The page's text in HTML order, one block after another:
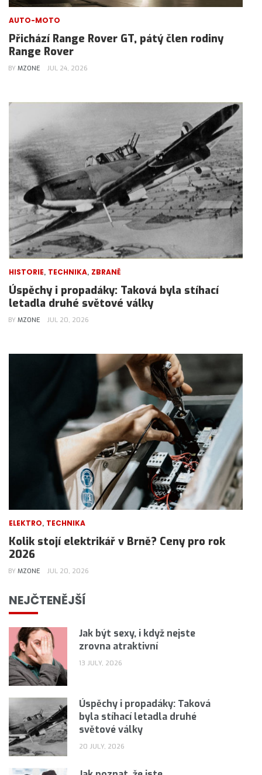
AUTO-MOTO
Přichází Range Rover GT, pátý člen rodiny
Range Rover
BY MZONE JUL 24, 2026
HISTORIE, TECHNIKA, ZBRANĚ
Úspěchy i propadáky: Taková byla stíhací
letadla druhé světové války
BY MZONE JUL 20, 2026
ELEKTRO, TECHNIKA
Kolik stojí elektrikář v Brně? Ceny pro rok
2026
BY MZONE JUL 20, 2026
NEJČTENĚJŠÍ
Jak být sexy, i když nejste
zrovna atraktivní
13 JULY, 2026
Úspěchy i propadáky: Taková
byla stíhací letadla druhé
světové války
20 JULY, 2026